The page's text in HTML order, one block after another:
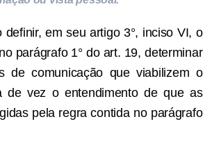
em seu artigo 3°, inciso VI, o
parágrafo 1° do art. 19, determinar
de comunicação que viabilizem o
de vez o entendimento de que as
pela regra contida no parágrafo